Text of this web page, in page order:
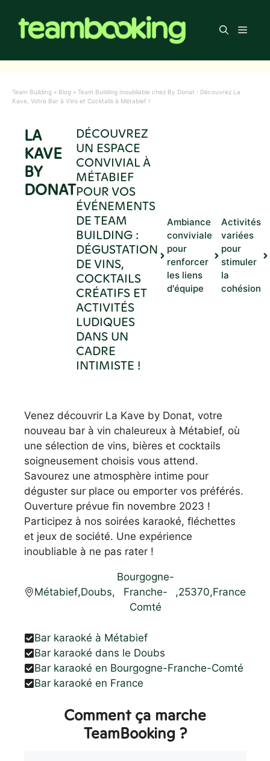
contenu
Menu
Team Building » Blog » Team Building Inoubliable chez By Donat : Découvrez La
Kave, Votre Bar à Vins et Cocktails à Métabief !
LA
KAVE
BY
DONAT
DÉCOUVREZ
UN ESPACE
CONVIVIAL À
MÉTABIEF
POUR VOS
ÉVÉNEMENTS
DE TEAM
BUILDING :
DÉGUSTATION
DE VINS,
COCKTAILS
CRÉATIFS ET
ACTIVITÉS
LUDIQUES
DANS UN
CADRE
INTIMISTE !
Ambiance
conviviale
pour
renforcer
les liens
d'équipe
Activités
variées
pour
stimuler
la
cohésion
Venez découvrir La Kave by Donat, votre
nouveau bar à vin chaleureux à Métabief, où
une sélection de vins, bières et cocktails
soigneusement choisis vous attend.
Savourez une atmosphère intime pour
déguster sur place ou emporter vos préférés.
Ouverture prévue fin novembre 2023 !
Participez à nos soirées karaoké, fléchettes
et jeux de société. Une expérience
inoubliable à ne pas rater !
Métabief,Doubs,
Bourgogne-
Franche-
Comté
,25370,France
Bar karaoké à Métabief
Bar karaoké dans le Doubs
Bar karaoké en Bourgogne-Franche-Comté
Bar karaoké en France
Comment ça marche
TeamBooking ?